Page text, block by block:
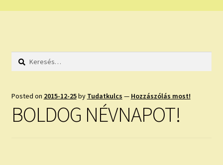
HÚZZ EGY KÁRTYÁT!
HOLDNAPTÁR
NAPI ASZTROLÓGIA
Keresés:
Posted on 2015-12-25by Tudatkulcs — Hozzászólás most!
BOLDOG NÉVNAPOT!